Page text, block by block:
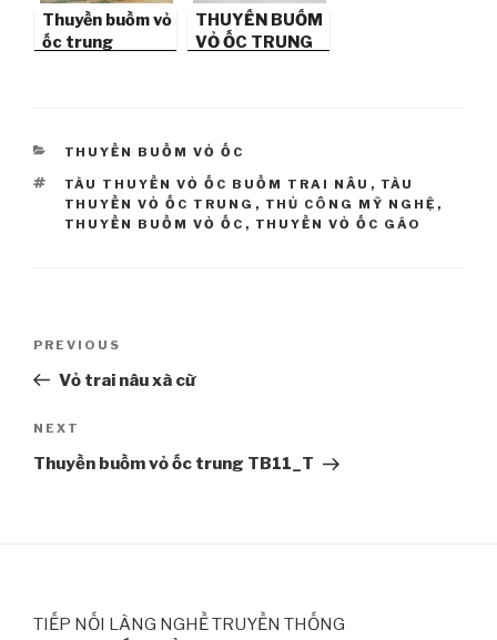
Thuyền buồm vỏ
ốc trung
THUYỀN BUỒM
VỎ ỐC TRUNG
CATEGORIES
THUYỀN BUỒM VỎ ỐC
TAGS
TÀU THUYỀN VỎ ỐC BUỒM TRAI NÂU , TÀU
THUYỀN VỎ ỐC TRUNG , THỦ CÔNG MỸ NGHỆ ,
THUYỀN BUỒM VỎ ỐC , THUYỀN VỎ ỐC GÁO
Previous
Post
PREVIOUS
Vỏ trai nâu xà cừ
Next
Post
NEXT
Thuyền buồm vỏ ốc trung TB11_T
TIẾP NỐI LÀNG NGHỀ TRUYỀN THỐNG